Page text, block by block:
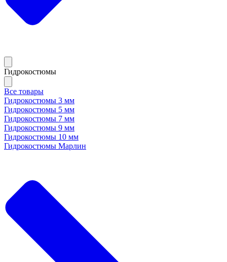
Гидрокостюмы
Все товары
Гидрокостюмы 3 мм
Гидрокостюмы 5 мм
Гидрокостюмы 7 мм
Гидрокостюмы 9 мм
Гидрокостюмы 10 мм
Гидрокостюмы Марлин